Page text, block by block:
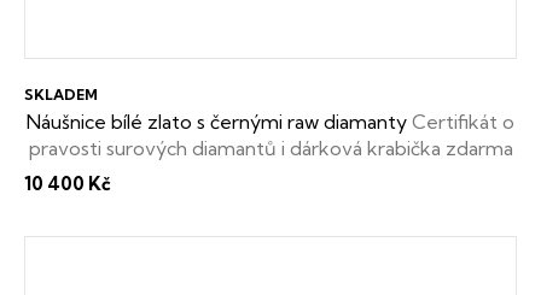
Náušnice bílé zlato s černými raw diamanty Certifikát o
pravosti surových diamantů i dárková krabička zdarma
SKLADEM
10 400 Kč